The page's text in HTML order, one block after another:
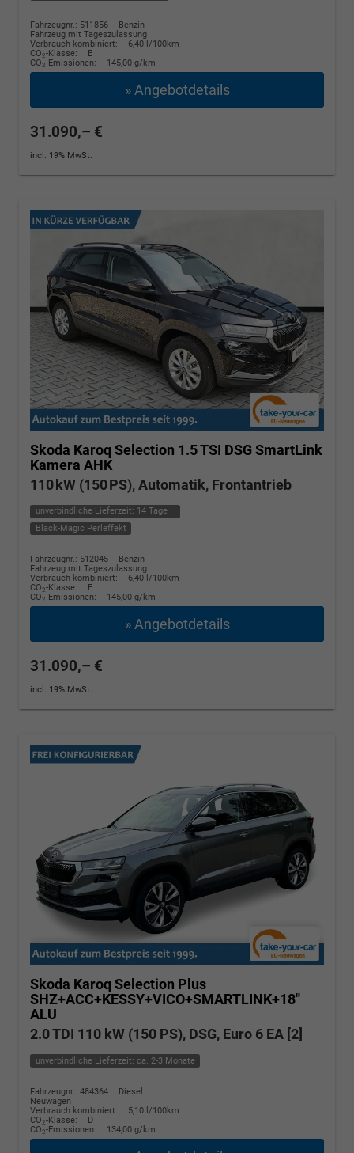
Fahrzeugnr.: 511856
Benzin
Fahrzeug mit Tageszulassung
Verbrauch kombiniert:
6,40 l/100km
CO2-Klasse:
E
CO2-Emissionen: 145,00 g/km
» Angebotdetails
31.090,– €
incl. 19% MwSt.
Skoda Karoq Selection 1.5 TSI DSG SmartLink
Kamera AHK
110 kW (150 PS), Automatik, Frontantrieb
unverbindliche Lieferzeit: 14 Tage
Black-Magic Perleffekt
Fahrzeugnr.: 512045
Benzin
Fahrzeug mit Tageszulassung
Verbrauch kombiniert:
6,40 l/100km
CO2-Klasse:
E
CO2-Emissionen: 145,00 g/km
» Angebotdetails
31.090,– €
incl. 19% MwSt.
Skoda Karoq Selection Plus
SHZ+ACC+KESSY+VICO+SMARTLINK+18''
ALU
2.0 TDI 110 kW (150 PS), DSG, Euro 6 EA [2]
unverbindliche Lieferzeit: ca. 2-3 Monate
Fahrzeugnr.: 484364
Diesel
Neuwagen
Verbrauch kombiniert:
5,10 l/100km
CO2-Klasse:
D
CO2-Emissionen: 134,00 g/km